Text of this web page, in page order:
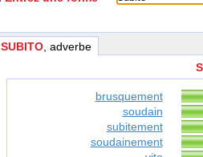
SUBITO , adverbe
brusquement
soudain
subitement
soudainement